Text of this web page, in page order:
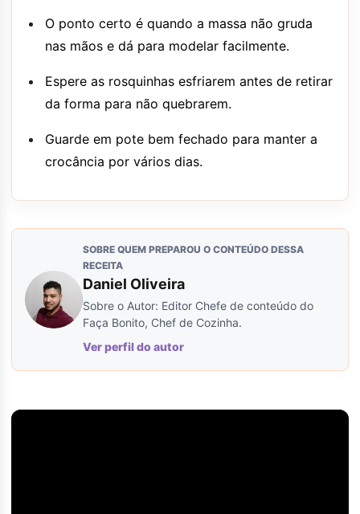
O ponto certo é quando a massa não gruda
nas mãos e dá para modelar facilmente.
Espere as rosquinhas esfriarem antes de retirar
da forma para não quebrarem.
Guarde em pote bem fechado para manter a
crocância por vários dias.
SOBRE QUEM PREPAROU O CONTEÚDO DESSA
RECEITA
Daniel Oliveira
Sobre o Autor: Editor Chefe de conteúdo do
Faça Bonito, Chef de Cozinha.
Ver perfil do autor